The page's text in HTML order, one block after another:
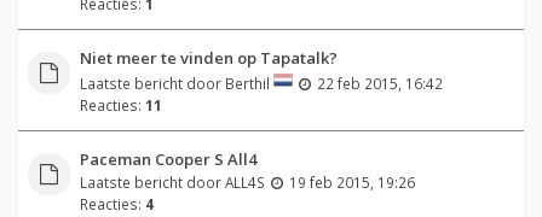
Niet meer te vinden op Tapatalk?
Laatste bericht door Berthil
22 feb 2015, 16:42
Reacties: 11
Paceman Cooper S All4
Laatste bericht doorALL4S
19 feb 2015, 19:26
Reacties: 4